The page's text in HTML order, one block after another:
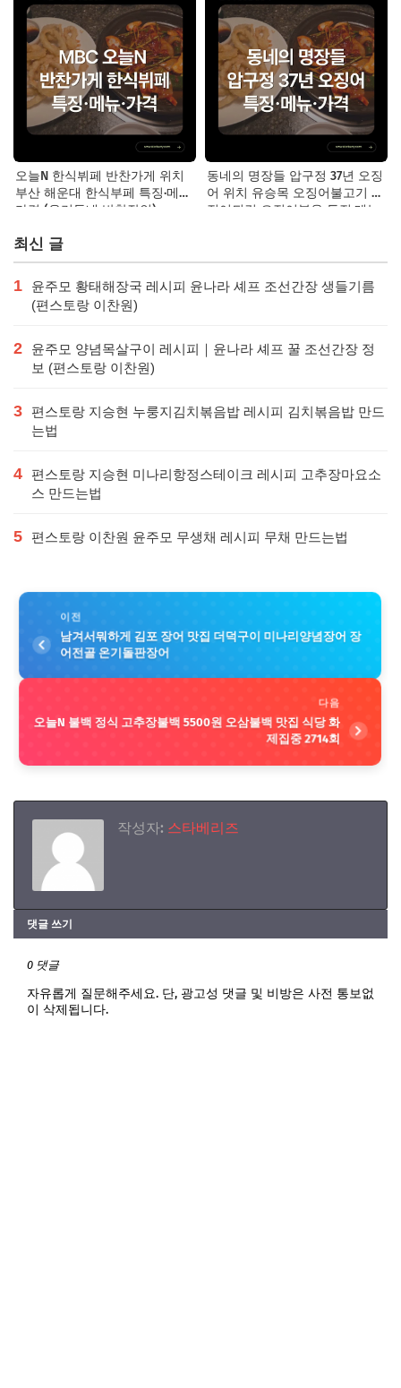
오늘N 한식뷔페 반찬가게 위치
부산 해운대 한식부페 특징·메뉴·
가격 (우리동네 반찬장인)
동네의 명장들 압구정 37년 오징
어 위치 유승목 오징어불고기 오
징어튀김 오징어볶음 특징·메뉴·
최신 글
1
윤주모 황태해장국 레시피 윤나라 셰프 조선간장 생들기름
(편스토랑 이찬원)
2
윤주모 양념목살구이 레시피｜윤나라 셰프 꿀 조선간장 정
보 (편스토랑 이찬원)
3
편스토랑 지승현 누룽지김치볶음밥 레시피 김치볶음밥 만드
는법
4
편스토랑 지승현 미나리항정스테이크 레시피 고추장마요소
스 만드는법
5 편스토랑 이찬원 윤주모 무생채 레시피 무채 만드는법
이전
남겨서뭐하게 김포 장어 맛집 더덕구이 미나리양념장어 장
어전골 온기돌판장어
다음
오늘N 불백 정식 고추장불백 5500원 오삼불백 맛집 식당 화
제집중 2714회
작성자: 스타베리즈
댓글 쓰기
0 댓글
자유롭게 질문해주세요. 단, 광고성 댓글 및 비방은 사전 통보없
이 삭제됩니다.